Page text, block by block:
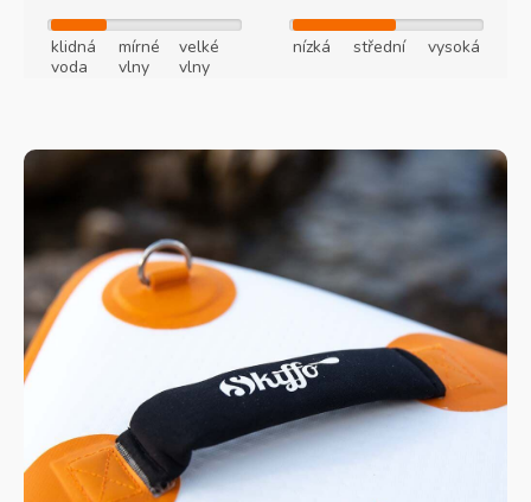
klidná
voda
mírné
vlny
velké
vlny
nízká střední vysoká